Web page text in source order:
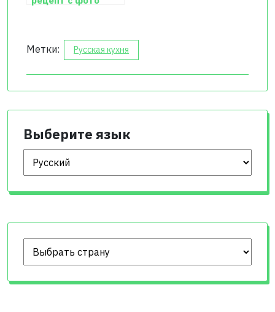
Метки: Русская кухня
Выберите язык
Выберите язык